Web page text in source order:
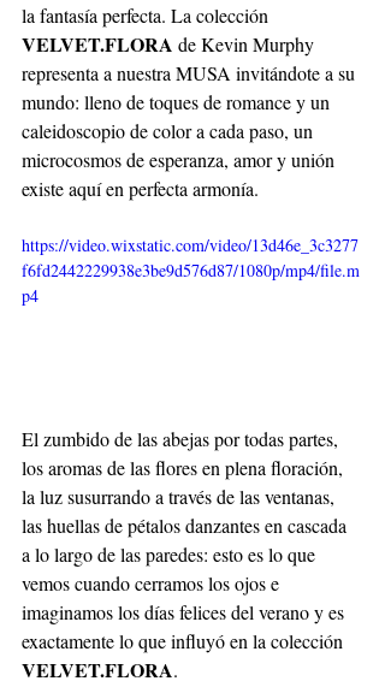
la fantasía perfecta. La colección
VELVET.FLORA de Kevin Murphy
representa a nuestra MUSA invitándote a su
mundo: lleno de toques de romance y un
caleidoscopio de color a cada paso, un
microcosmos de esperanza, amor y unión
existe aquí en perfecta armonía.
https://video.wixstatic.com/video/13d46e_3c3277
f6fd2442229938e3be9d576d87/1080p/mp4/file.m
p4
El zumbido de las abejas por todas partes,
los aromas de las flores en plena floración,
la luz susurrando a través de las ventanas,
las huellas de pétalos danzantes en cascada
a lo largo de las paredes: esto es lo que
vemos cuando cerramos los ojos e
imaginamos los días felices del verano y es
exactamente lo que influyó en la colección
VELVET.FLORA.